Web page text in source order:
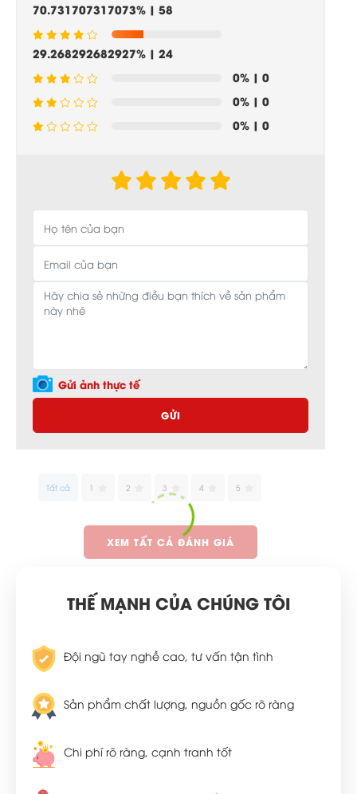
70.731707317073% | 58
29.268292682927% | 24
0% | 0
0% | 0
0% | 0
Gửi ảnh thực tế
GỬI
Tất cả 1 2 3 4 5
XEM TẤT CẢ ĐÁNH GIÁ
THẾ MẠNH CỦA CHÚNG TÔI
Đội ngũ tay nghề cao, tư vấn tận tình
Sản phẩm chất lượng, nguồn gốc rõ ràng
Chi phí rõ ràng, cạnh tranh tốt